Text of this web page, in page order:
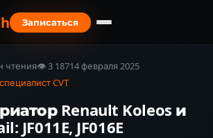
Записаться
чтения👁 3 18714 февраля 2025
CVT
Renault Koleos и
JF011E, JF016E